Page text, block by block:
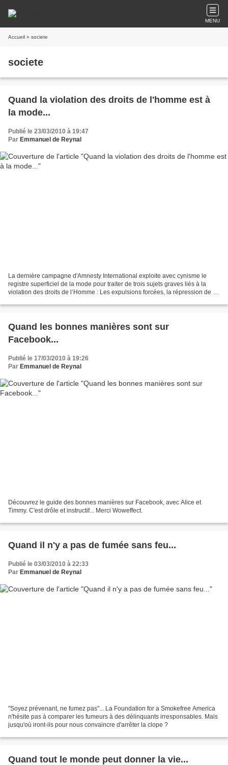
MENU
Accueil » societe
societe
Quand la violation des droits de l'homme est à
la mode...
Publié le 23/03/2010 à 19:47
Par Emmanuel de Reynal
La dernière campagne d'Amnesty International exploite avec cynisme le
registre superficiel de la mode pour traiter de trois sujets graves liés à la
violation des droits de l’Homme : Les expulsions forcées, la répression de la
Quand les bonnes manières sont sur
Facebook...
Publié le 17/03/2010 à 19:26
Par Emmanuel de Reynal
Découvrez le guide des bonnes manières sur Facebook, avec Alice et
Timmy. C'est drôle et instructif... Merci Woweffect.
Quand il n'y a pas de fumée sans feu...
Publié le 03/03/2010 à 22:33
Par Emmanuel de Reynal
"Soyez prévenant, ne fumez pas"... La Foundation for a Smokefree America
n'hésite pas à comparer les fumeurs à des délinquants irresponsables. Mais
jusqu'où iront-ils pour nous convaincre d'arrêter la clope ?
Quand tout le monde peut donner la vie...